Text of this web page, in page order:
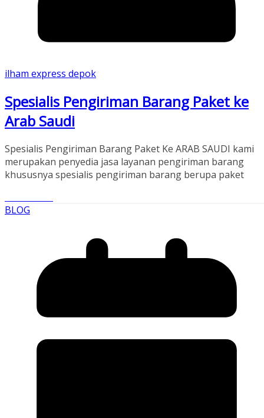
ilham express depok
Spesialis Pengiriman Barang Paket ke
Arab Saudi
Spesialis Pengiriman Barang Paket Ke ARAB SAUDI kami
merupakan penyedia jasa layanan pengiriman barang
khususnya spesialis pengiriman barang berupa paket
BLOG